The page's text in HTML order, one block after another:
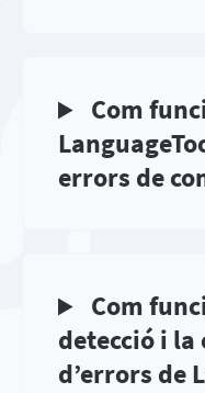
Com
errors de
Com
detecció i la
d’errors de